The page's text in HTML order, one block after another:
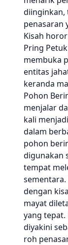
diinginkan,
penasaran
Kisah
Pring
membuka
entitas
keranda
Pohon
menjalar
kali
dalam
pohon
digunakan
tempat
dengan
mayat
yang
diyakini
roh